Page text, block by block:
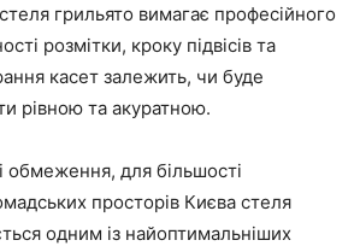
грильято вимагає професійного
розмітки, кроку підвісів та
касет залежить, чи буде
рівною та акуратною.
для більшості
просторів Києва стеля
одним із найоптимальніших